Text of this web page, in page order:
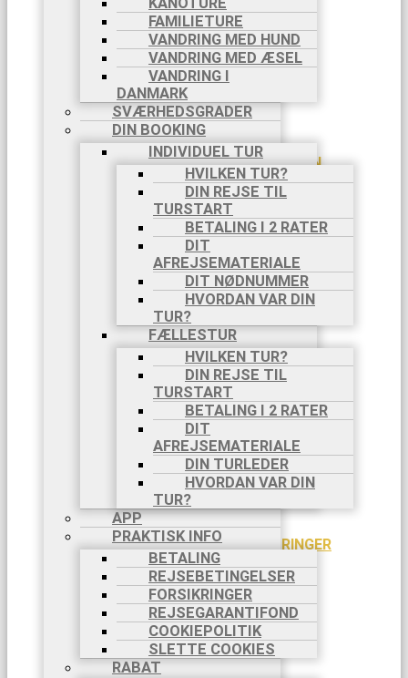
FAMILIETURE
VANDRING MED HUND
VANDRING MED ÆSEL
VANDRING I
DANMARK
SVÆRHEDSGRADER
DIN BOOKING
INDIVIDUEL TUR
HVILKEN TUR?
DIN REJSE TIL
TURSTART
BETALING I 2 RATER
DIT
AFREJSEMATERIALE
DIT NØDNUMMER
HVORDAN VAR DIN
TUR?
FÆLLESTUR
HVILKEN TUR?
DIN REJSE TIL
TURSTART
BETALING I 2 RATER
DIT
AFREJSEMATERIALE
DIN TURLEDER
HVORDAN VAR DIN
TUR?
APP
PRAKTISK INFO
BETALING
REJSEBETINGELSER
FORSIKRINGER
REJSEGARANTIFOND
COOKIEPOLITIK
SLETTE COOKIES
RABAT
8 DAGE,
6/9-13/9
CAMINO
FRANCES,
8 DAGE,
20/9-
27/9
OKTOBER
2025
AMALFIKYSTEN,
8 DAGE,
18/10-
25/10
TURE PÅ EGEN HÅND
OM TURE PÅ
EGEN HÅND
SE TURE PÅ
EGEN HÅND
PILGRIMSVANDRINGER
CAMINO
FRANCES
CAMINO
PORTUGUES
VIA DI
FRANCESCO
VIA
FRANCIGENA
AKTIVITETER
VANDRING
PILGRIMSVANDRINGER
CYKELTURE
TØMMERFLÅDE
KANOTURE
FAMILIETURE
VANDRING
MED HUND